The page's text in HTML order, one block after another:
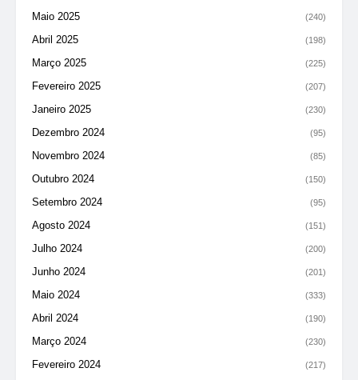
Maio 2025 (240)
Abril 2025 (198)
Março 2025 (225)
Fevereiro 2025 (207)
Janeiro 2025 (230)
Dezembro 2024 (95)
Novembro 2024 (85)
Outubro 2024 (150)
Setembro 2024 (95)
Agosto 2024 (151)
Julho 2024 (200)
Junho 2024 (201)
Maio 2024 (333)
Abril 2024 (190)
Março 2024 (230)
Fevereiro 2024 (217)